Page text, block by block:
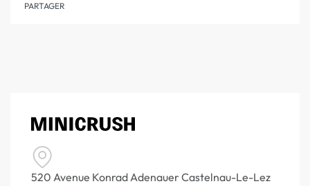
PARTAGER
520 Avenue Konrad Adenauer Castelnau-Le-Lez